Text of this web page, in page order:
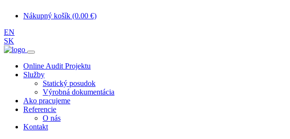
Nákupný košík (0.00 €)
EN
SK
Online Audit Projektu
Služby
Statický posudok
Výrobná dokumentácia
Ako pracujeme
Referencie
O nás
Kontakt